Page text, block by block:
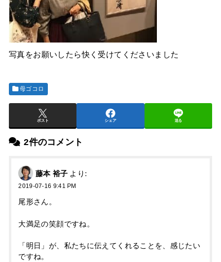
写真をお願いしたら快く受けてくださいました
母ゴコロ
ポスト シェア 送る
2件のコメント
藤本 裕子 より:
2019-07-16 9:41 PM
尾形さん。
大満足の笑顔ですね。
「明日」が、私たちに伝えてくれることを、感じたい
ですね。